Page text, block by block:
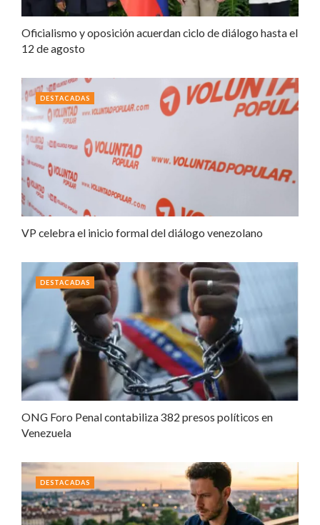
Oficialismo y oposición acuerdan ciclo de diálogo hasta el
12 de agosto
VP celebra el inicio formal del diálogo venezolano
DESTACADAS
ONG Foro Penal contabiliza 382 presos políticos en
Venezuela
DESTACADAS
DESTACADAS